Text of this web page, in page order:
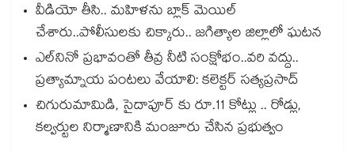
వీడియో తీసి.. మహిళను బ్లాక్ మెయిల్
చేశారు..పోలీసులకు చిక్కారు.. జగిత్యాల జిల్లాలో ఘటన
ఎల్‌‌‌‌‌‌‌‌నినో ప్రభావంతో తీవ్ర నీటి సంక్షోభం..వరి వద్దు..
ప్రత్యామ్నాయ పంటలు వేయాలి: కలెక్టర్ సత్యప్రసాద్
చిగురుమామిడి, సైదాపూర్ కు రూ.11 కోట్లు .. రోడ్లు,
కల్వర్టుల నిర్మాణానికి మంజూరు చేసిన ప్రభుత్వం